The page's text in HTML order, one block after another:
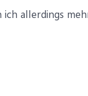
allerdings